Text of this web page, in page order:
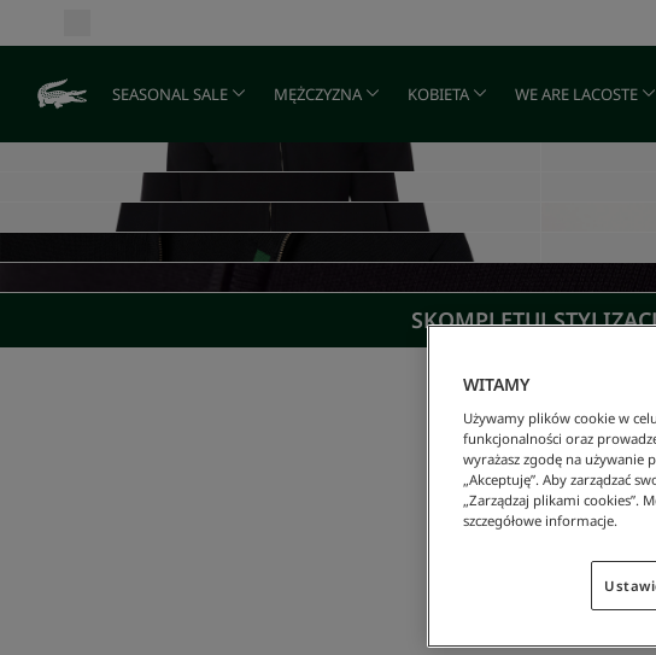
SEASONAL SALE MĘŻCZYZNA KOBIETA WE ARE LACOSTE
SKOMPLETUJ
WITAMY
Używamy plików cookie w
funkcjonalności oraz
wyrażasz zgodę na używanie
„Akceptuję”. Aby zarządzać
„Zarządzaj plikami cookies”.
szczegółowe informacje.